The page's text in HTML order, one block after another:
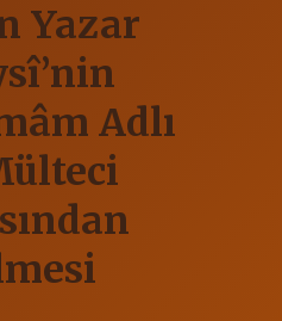
Yazar
Adlı